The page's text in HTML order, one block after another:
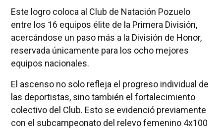
Este logro coloca al Club de Natación Pozuelo
entre los 16 equipos élite de la Primera División,
acercándose un paso más a la División de Honor,
reservada únicamente para los ocho mejores
equipos nacionales.
El ascenso no solo refleja el progreso individual de
las deportistas, sino también el fortalecimiento
colectivo del Club. Esto se evidenció previamente
con el subcampeonato del relevo femenino 4x100